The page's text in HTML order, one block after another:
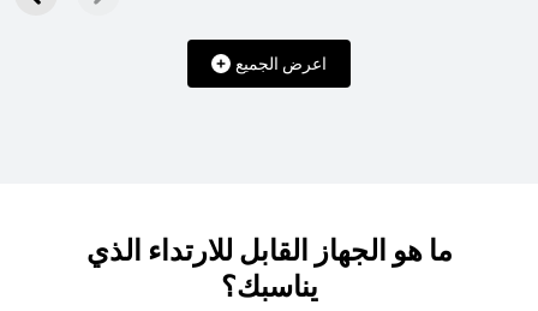
اعرض الجميع
ما هو الجهاز القابل للارتداء الذي
يناسبك؟